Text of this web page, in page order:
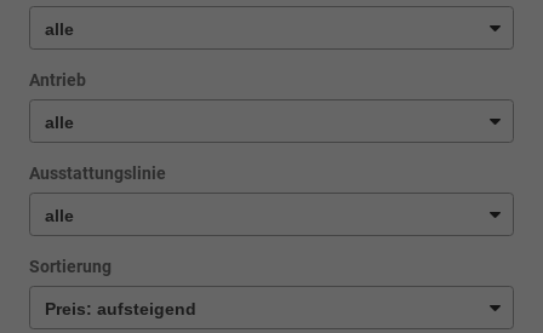
Antrieb
Ausstattungslinie
Sortierung